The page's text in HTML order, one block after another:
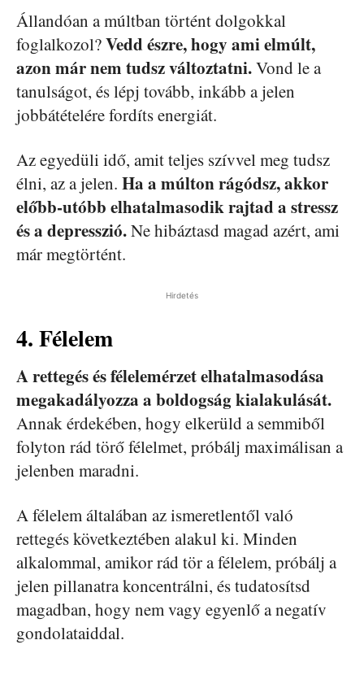
Állandóan a múltban történt dolgokkal
foglalkozol?Vedd észre, hogy ami elmúlt,
azon már nem tudsz változtatni.Vond le a
tanulságot, és lépj tovább, inkább a jelen
jobbátételére fordíts energiát.
Az egyedüli idő, amit teljes szívvel meg tudsz
élni, az a jelen. Ha a múlton rágódsz, akkor
előbb-utóbb elhatalmasodik rajtad a stressz
és a depresszió.Ne hibáztasd magad azért, ami
már megtörtént.
Hirdetés
4. Félelem
A rettegés és félelemérzet elhatalmasodása
megakadályozza a boldogság kialakulását.
Annak érdekében, hogy elkerüld a semmiből
folyton rád törő félelmet, próbálj maximálisan a
jelenben maradni.
A félelem általában az ismeretlentől való
rettegés következtében alakul ki. Minden
alkalommal, amikor rád tör a félelem, próbálj a
jelen pillanatra koncentrálni, és tudatosítsd
magadban, hogy nem vagy egyenlő a negatív
gondolataiddal.